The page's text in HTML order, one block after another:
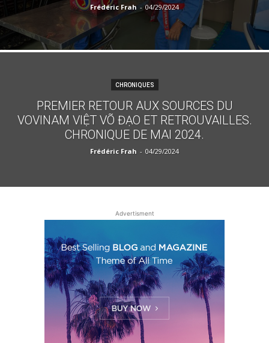
Frédéric Frah - 04/29/2024
CHRONIQUES
PREMIER RETOUR AUX SOURCES DU
VOVINAM VIỆT VÕ ĐẠO ET RETROUVAILLES.
CHRONIQUE DE MAI 2024.
Frédéric Frah - 04/29/2024
Advertisment